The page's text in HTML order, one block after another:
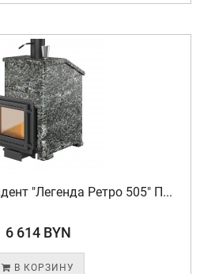
"Легенда Ретро 505" П...
6 614 BYN
В КОРЗИНУ